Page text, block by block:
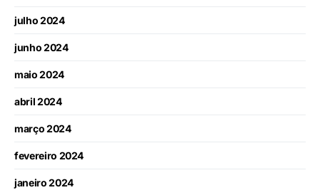
julho 2024
junho 2024
maio 2024
abril 2024
março 2024
fevereiro 2024
janeiro 2024